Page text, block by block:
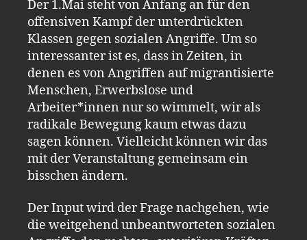
Der 1.Mai steht von Anfang an für den
offensiven Kampf der unterdrückten
Klassen gegen sozialen Angriffe. Um so
interessanter ist es, dass in Zeiten, in
denen es von Angriffen auf migrantisierte
Menschen, Erwerbslose und
Arbeiter*innen nur so wimmelt, wir als
radikale Bewegung kaum etwas dazu
sagen können. Vielleicht können wir das
mit der Veranstaltung gemeinsam ein
bisschen ändern.
Der Input wird der Frage nachgehen, wie
die weitgehend unbeantworteten sozialen